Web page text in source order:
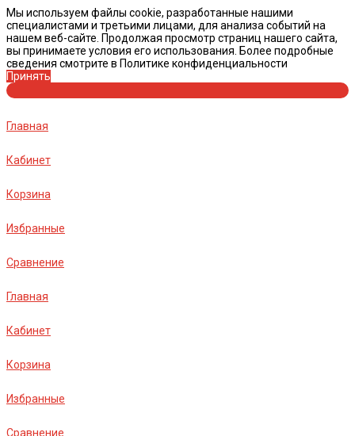
Мы используем файлы cookie, разработанные нашими
специалистами и третьими лицами, для анализа событий на
нашем веб-сайте. Продолжая просмотр страниц нашего сайта,
вы принимаете условия его использования. Более подробные
сведения смотрите в Политике конфиденциальности
Принять
Главная
Кабинет
Корзина
Избранные
Сравнение
Главная
Кабинет
Корзина
Избранные
Сравнение